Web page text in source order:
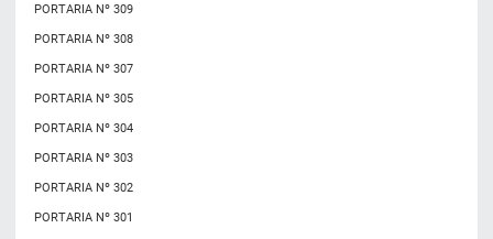
PORTARIA Nº 309
PORTARIA Nº 308
PORTARIA Nº 307
PORTARIA Nº 305
PORTARIA Nº 304
PORTARIA Nº 303
PORTARIA Nº 302
PORTARIA Nº 301